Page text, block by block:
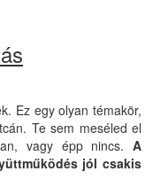
Ez egy olyan témakör,
Te sem meséled el
vagy épp nincs. A
jól csakis